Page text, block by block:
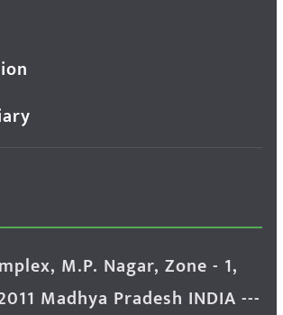
M.P. Nagar, Zone - 1,
Madhya Pradesh INDIA ---